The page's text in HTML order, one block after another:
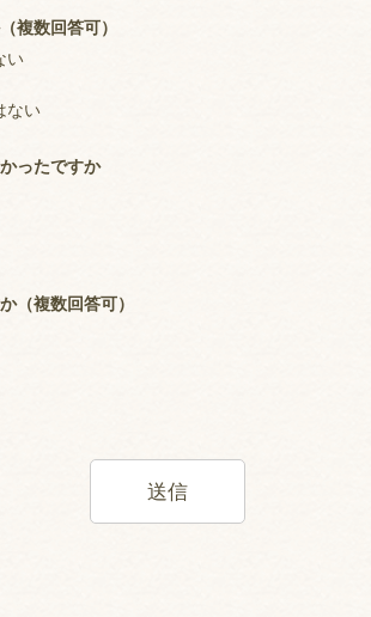
複数回答可）
い
ない
ったですか
（複数回答可）